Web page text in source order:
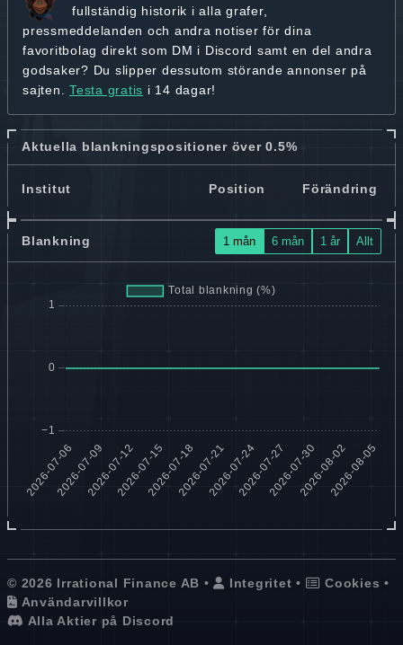
fullständig historik i alla grafer,
pressmeddelanden och andra notiser för dina
favoritbolag direkt som DM i Discord samt en del andra
godsaker? Du slipper dessutom störande annonser på
sajten. Testa gratis i 14 dagar!
Aktuella blankningspositioner över 0.5%
Institut Position Förändring
Blankning 1 mån 6 mån 1 år Allt
© 2026 Irrational Finance AB • Integritet • Cookies •
Användarvillkor
Alla Aktier på Discord